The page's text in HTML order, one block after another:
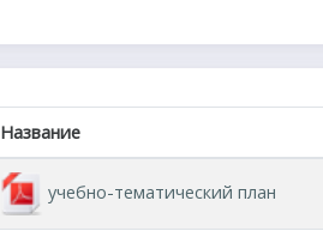
Название
учебно-тематический план